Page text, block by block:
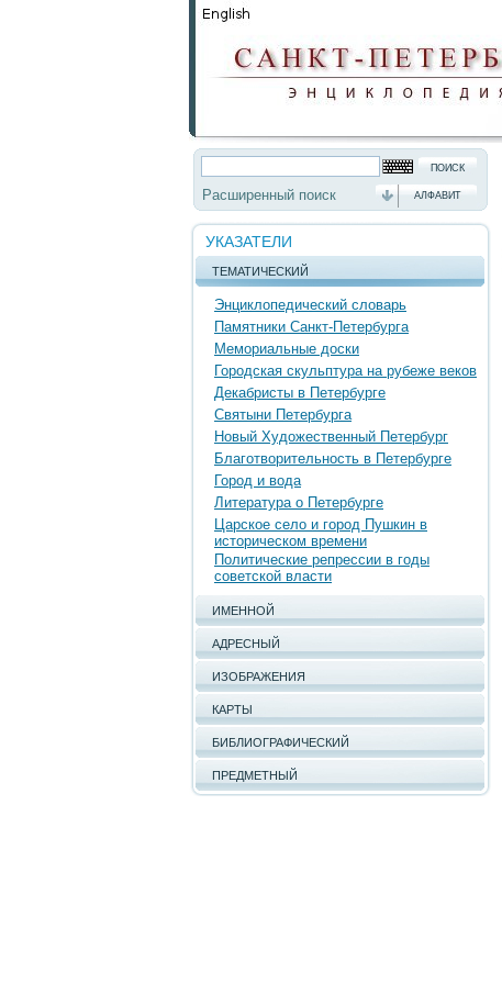
Расширенный поиск АЛФАВИТ
УКАЗАТЕЛИ
ТЕМАТИЧЕСКИЙ
Энциклопедический словарь
Памятники Санкт-Петербурга
Мемориальные доски
Городская скульптура на рубеже веков
Декабристы в Петербурге
Святыни Петербурга
Новый Художественный Петербург
Благотворительность в Петербурге
Город и вода
Литература о Петербурге
Царское село и город Пушкин в
историческом времени
Политические репрессии в годы
советской власти
ИМЕННОЙ
АДРЕСНЫЙ
ИЗОБРАЖЕНИЯ
КАРТЫ
БИБЛИОГРАФИЧЕСКИЙ
ПРЕДМЕТНЫЙ